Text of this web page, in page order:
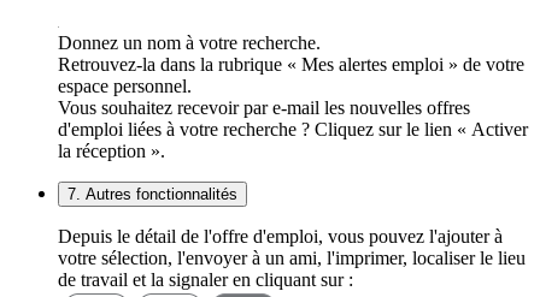
Donnez un nom à votre recherche.
Retrouvez-la dans la rubrique « Mes alertes emploi » de votre
espace personnel.
Vous souhaitez recevoir par e-mail les nouvelles offres
d'emploi liées à votre recherche ? Cliquez sur le lien « Activer
la réception ».
7. Autres fonctionnalités
Depuis le détail de l'offre d'emploi, vous pouvez l'ajouter à
votre sélection, l'envoyer à un ami, l'imprimer, localiser le lieu
de travail et la signaler en cliquant sur :